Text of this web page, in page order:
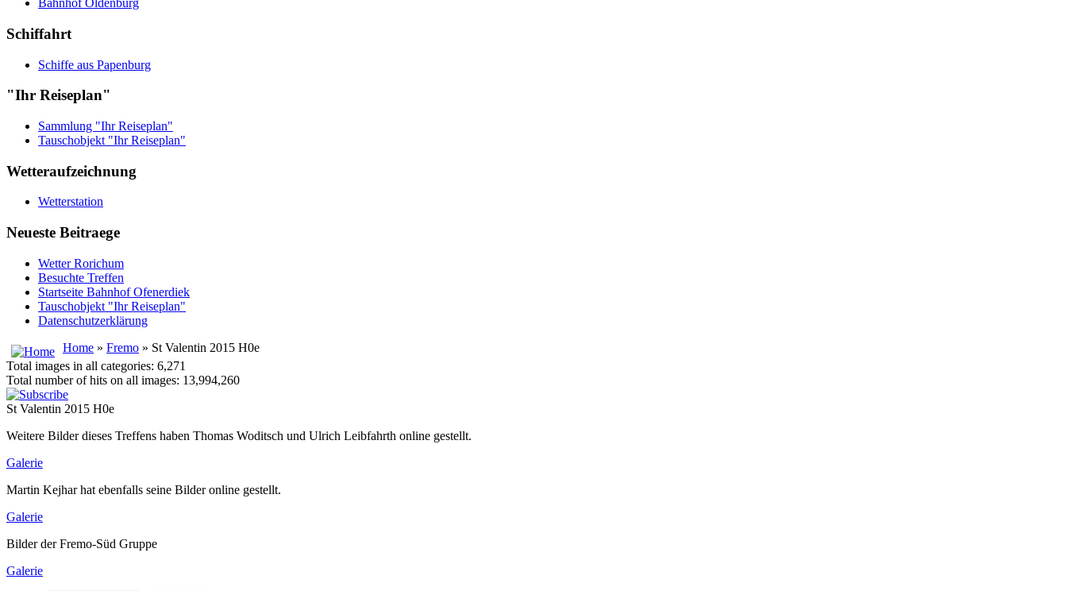
Bahnhof Oldenburg
Schiffahrt
Schiffe aus Papenburg
"Ihr Reiseplan"
Sammlung "Ihr Reiseplan"
Tauschobjekt "Ihr Reiseplan"
Wetteraufzeichnung
Wetterstation
Neueste Beitraege
Wetter Rorichum
Besuchte Treffen
Startseite Bahnhof Ofenerdiek
Tauschobjekt "Ihr Reiseplan"
Datenschutzerklärung
Home » Fremo » St Valentin 2015 H0e
Total images in all categories: 6,271
Total number of hits on all images: 13,994,260
St Valentin 2015 H0e
Weitere Bilder dieses Treffens haben Thomas Woditsch und Ulrich Leibfahrth online gestellt.
Galerie
Martin Kejhar hat ebenfalls seine Bilder online gestellt.
Galerie
Bilder der Fremo-Süd Gruppe
Galerie